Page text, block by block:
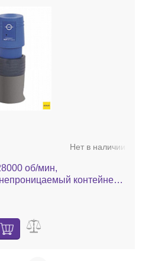
Нет в наличии
об/мин,
контейнер,